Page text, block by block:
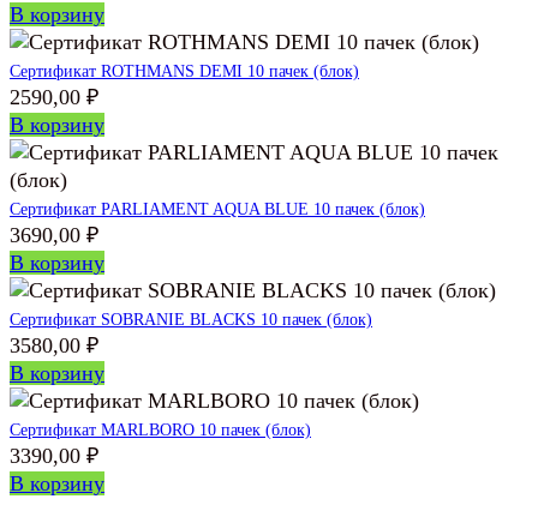
В корзину
Сертификат ROTHMANS DEMI 10 пачек (блок)
2590,00 ₽
В корзину
Сертификат PARLIAMENT AQUA BLUE 10 пачек (блок)
3690,00 ₽
В корзину
Сертификат SOBRANIE BLACKS 10 пачек (блок)
3580,00 ₽
В корзину
Сертификат MARLBORO 10 пачек (блок)
3390,00 ₽
В корзину